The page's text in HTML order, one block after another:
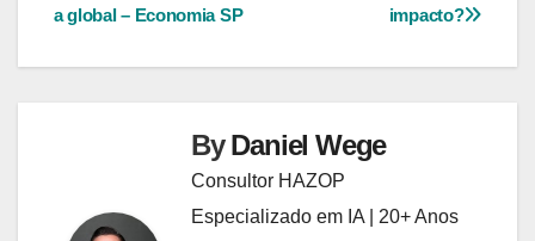
Post
impacto?
a global – Economia SP
ByDaniel Wege
Consultor HAZOP
Especializado em IA | 20+ Anos